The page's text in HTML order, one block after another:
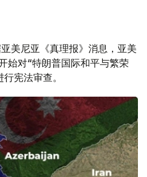
美尼亚《真理报》消息，亚美
始对“特朗普国际和平与繁荣
宪法审查。